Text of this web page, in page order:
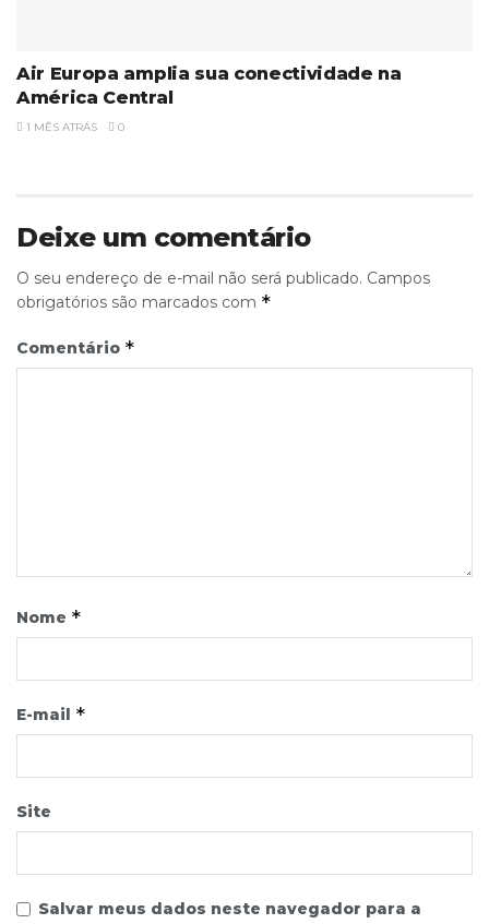
Air Europa amplia sua conectividade na
América Central
1 MÊS ATRÁS 0
Deixe um comentário
O seu endereço de e-mail não será publicado. Campos
obrigatórios são marcados com *
Comentário *
Nome *
E-mail *
Site
Salvar meus dados neste navegador para a